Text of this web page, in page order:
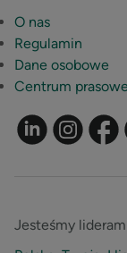
O nas
Regulamin
Dane osobowe
Centrum prasowe
Jesteśmy